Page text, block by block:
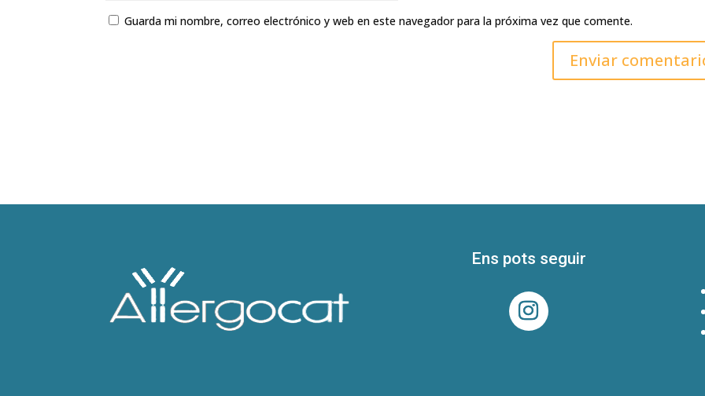
Guarda mi nombre, correo electrónico y web en este navegador para la próxima vez que comente.
Ens pots seguir